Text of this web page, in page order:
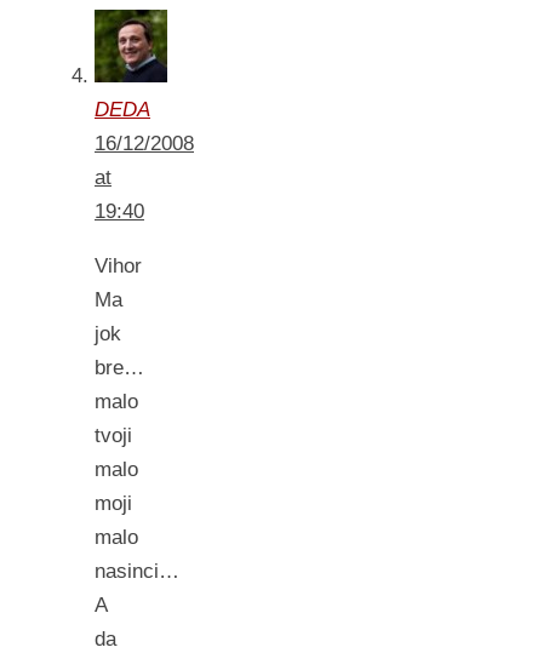
DEDA
16/12/2008
at
19:40
Vihor
Ma
jok
bre…
malo
tvoji
malo
moji
malo
nasinci…
A
da